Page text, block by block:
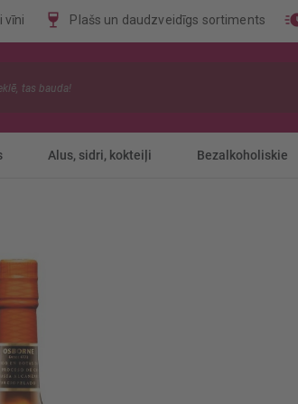
vīni Plašs un daudzveidīgs sortiments
Alus, sidri, kokteiļi Bezalkoholiskie